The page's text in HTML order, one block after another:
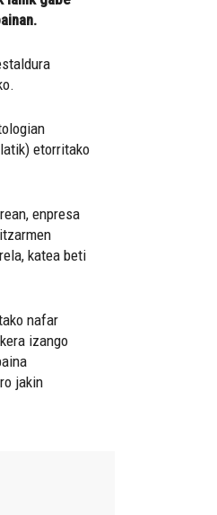
etorritako
enpresa
katea beti
nafar
izango
jakin